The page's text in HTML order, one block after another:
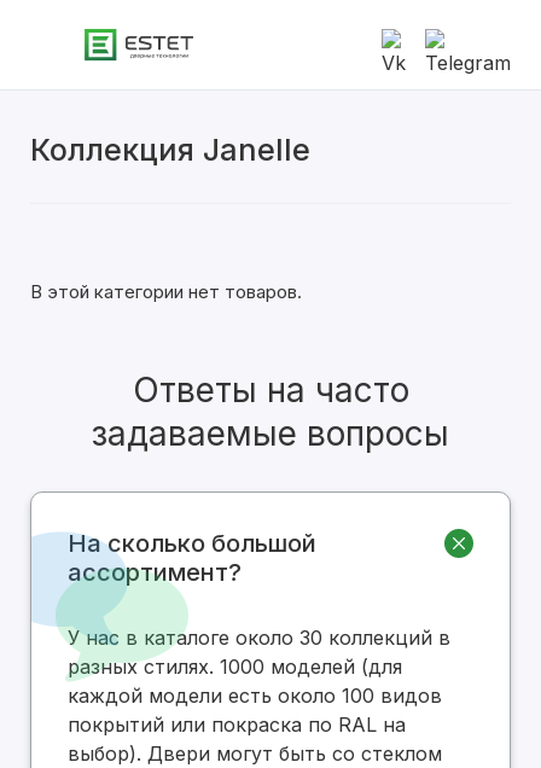
Коллекция Janelle
Современные
С патиной
Глянцевые
В этой категории нет товаров.
Ответы на часто
задаваемые вопросы
На сколько большой
ассортимент?
У нас в каталоге около 30 коллекций в
разных стилях. 1000 моделей (для
каждой модели есть около 100 видов
покрытий или покраска по RAL на
выбор). Двери могут быть со стеклом